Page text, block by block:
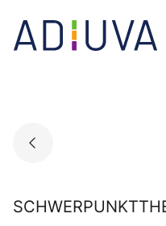
content
Go to landing page.